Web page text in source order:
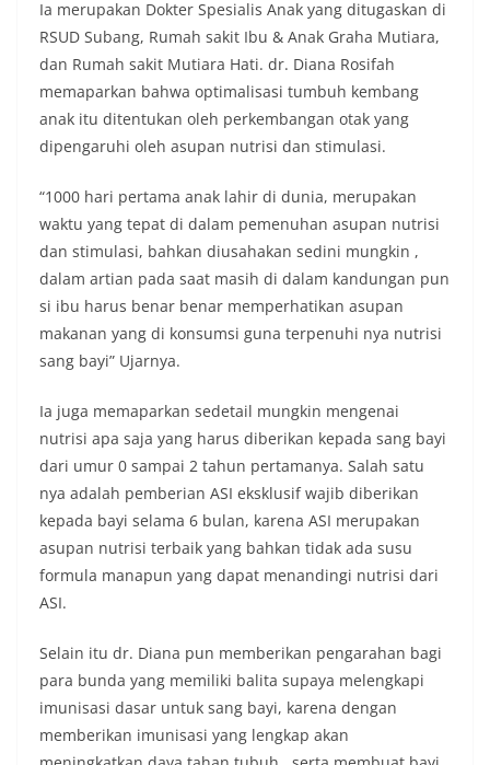
Ia merupakan Dokter Spesialis Anak yang ditugaskan di
RSUD Subang, Rumah sakit Ibu & Anak Graha Mutiara,
dan Rumah sakit Mutiara Hati. dr. Diana Rosifah
memaparkan bahwa optimalisasi tumbuh kembang
anak itu ditentukan oleh perkembangan otak yang
dipengaruhi oleh asupan nutrisi dan stimulasi.
“1000 hari pertama anak lahir di dunia, merupakan
waktu yang tepat di dalam pemenuhan asupan nutrisi
dan stimulasi, bahkan diusahakan sedini mungkin ,
dalam artian pada saat masih di dalam kandungan pun
si ibu harus benar benar memperhatikan asupan
makanan yang di konsumsi guna terpenuhi nya nutrisi
sang bayi” Ujarnya.
Ia juga memaparkan sedetail mungkin mengenai
nutrisi apa saja yang harus diberikan kepada sang bayi
dari umur 0 sampai 2 tahun pertamanya. Salah satu
nya adalah pemberian ASI eksklusif wajib diberikan
kepada bayi selama 6 bulan, karena ASI merupakan
asupan nutrisi terbaik yang bahkan tidak ada susu
formula manapun yang dapat menandingi nutrisi dari
ASI.
Selain itu dr. Diana pun memberikan pengarahan bagi
para bunda yang memiliki balita supaya melengkapi
imunisasi dasar untuk sang bayi, karena dengan
memberikan imunisasi yang lengkap akan